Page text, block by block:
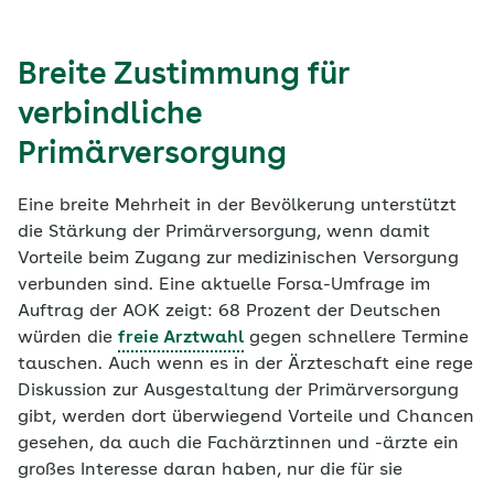
Breite Zustimmung für
verbindliche
Primärversorgung
Eine breite Mehrheit in der Bevölkerung unterstützt
die Stärkung der Primärversorgung, wenn damit
Vorteile beim Zugang zur medizinischen Versorgung
verbunden sind. Eine aktuelle Forsa-Umfrage im
Auftrag der AOK zeigt: 68 Prozent der Deutschen
würden die freie Arztwahl gegen schnellere Termine
tauschen. Auch wenn es in der Ärzteschaft eine rege
Diskussion zur Ausgestaltung der Primärversorgung
gibt, werden dort überwiegend Vorteile und Chancen
gesehen, da auch die Fachärztinnen und -ärzte ein
großes Interesse daran haben, nur die für sie